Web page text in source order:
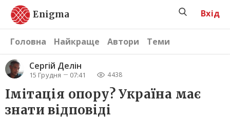
Enigma
Головна Найкраще Автори Теми
Вхід
Сергiй Делін
15 Грудня 07:41 4438
Імітація опору? Україна має
знати відповідi